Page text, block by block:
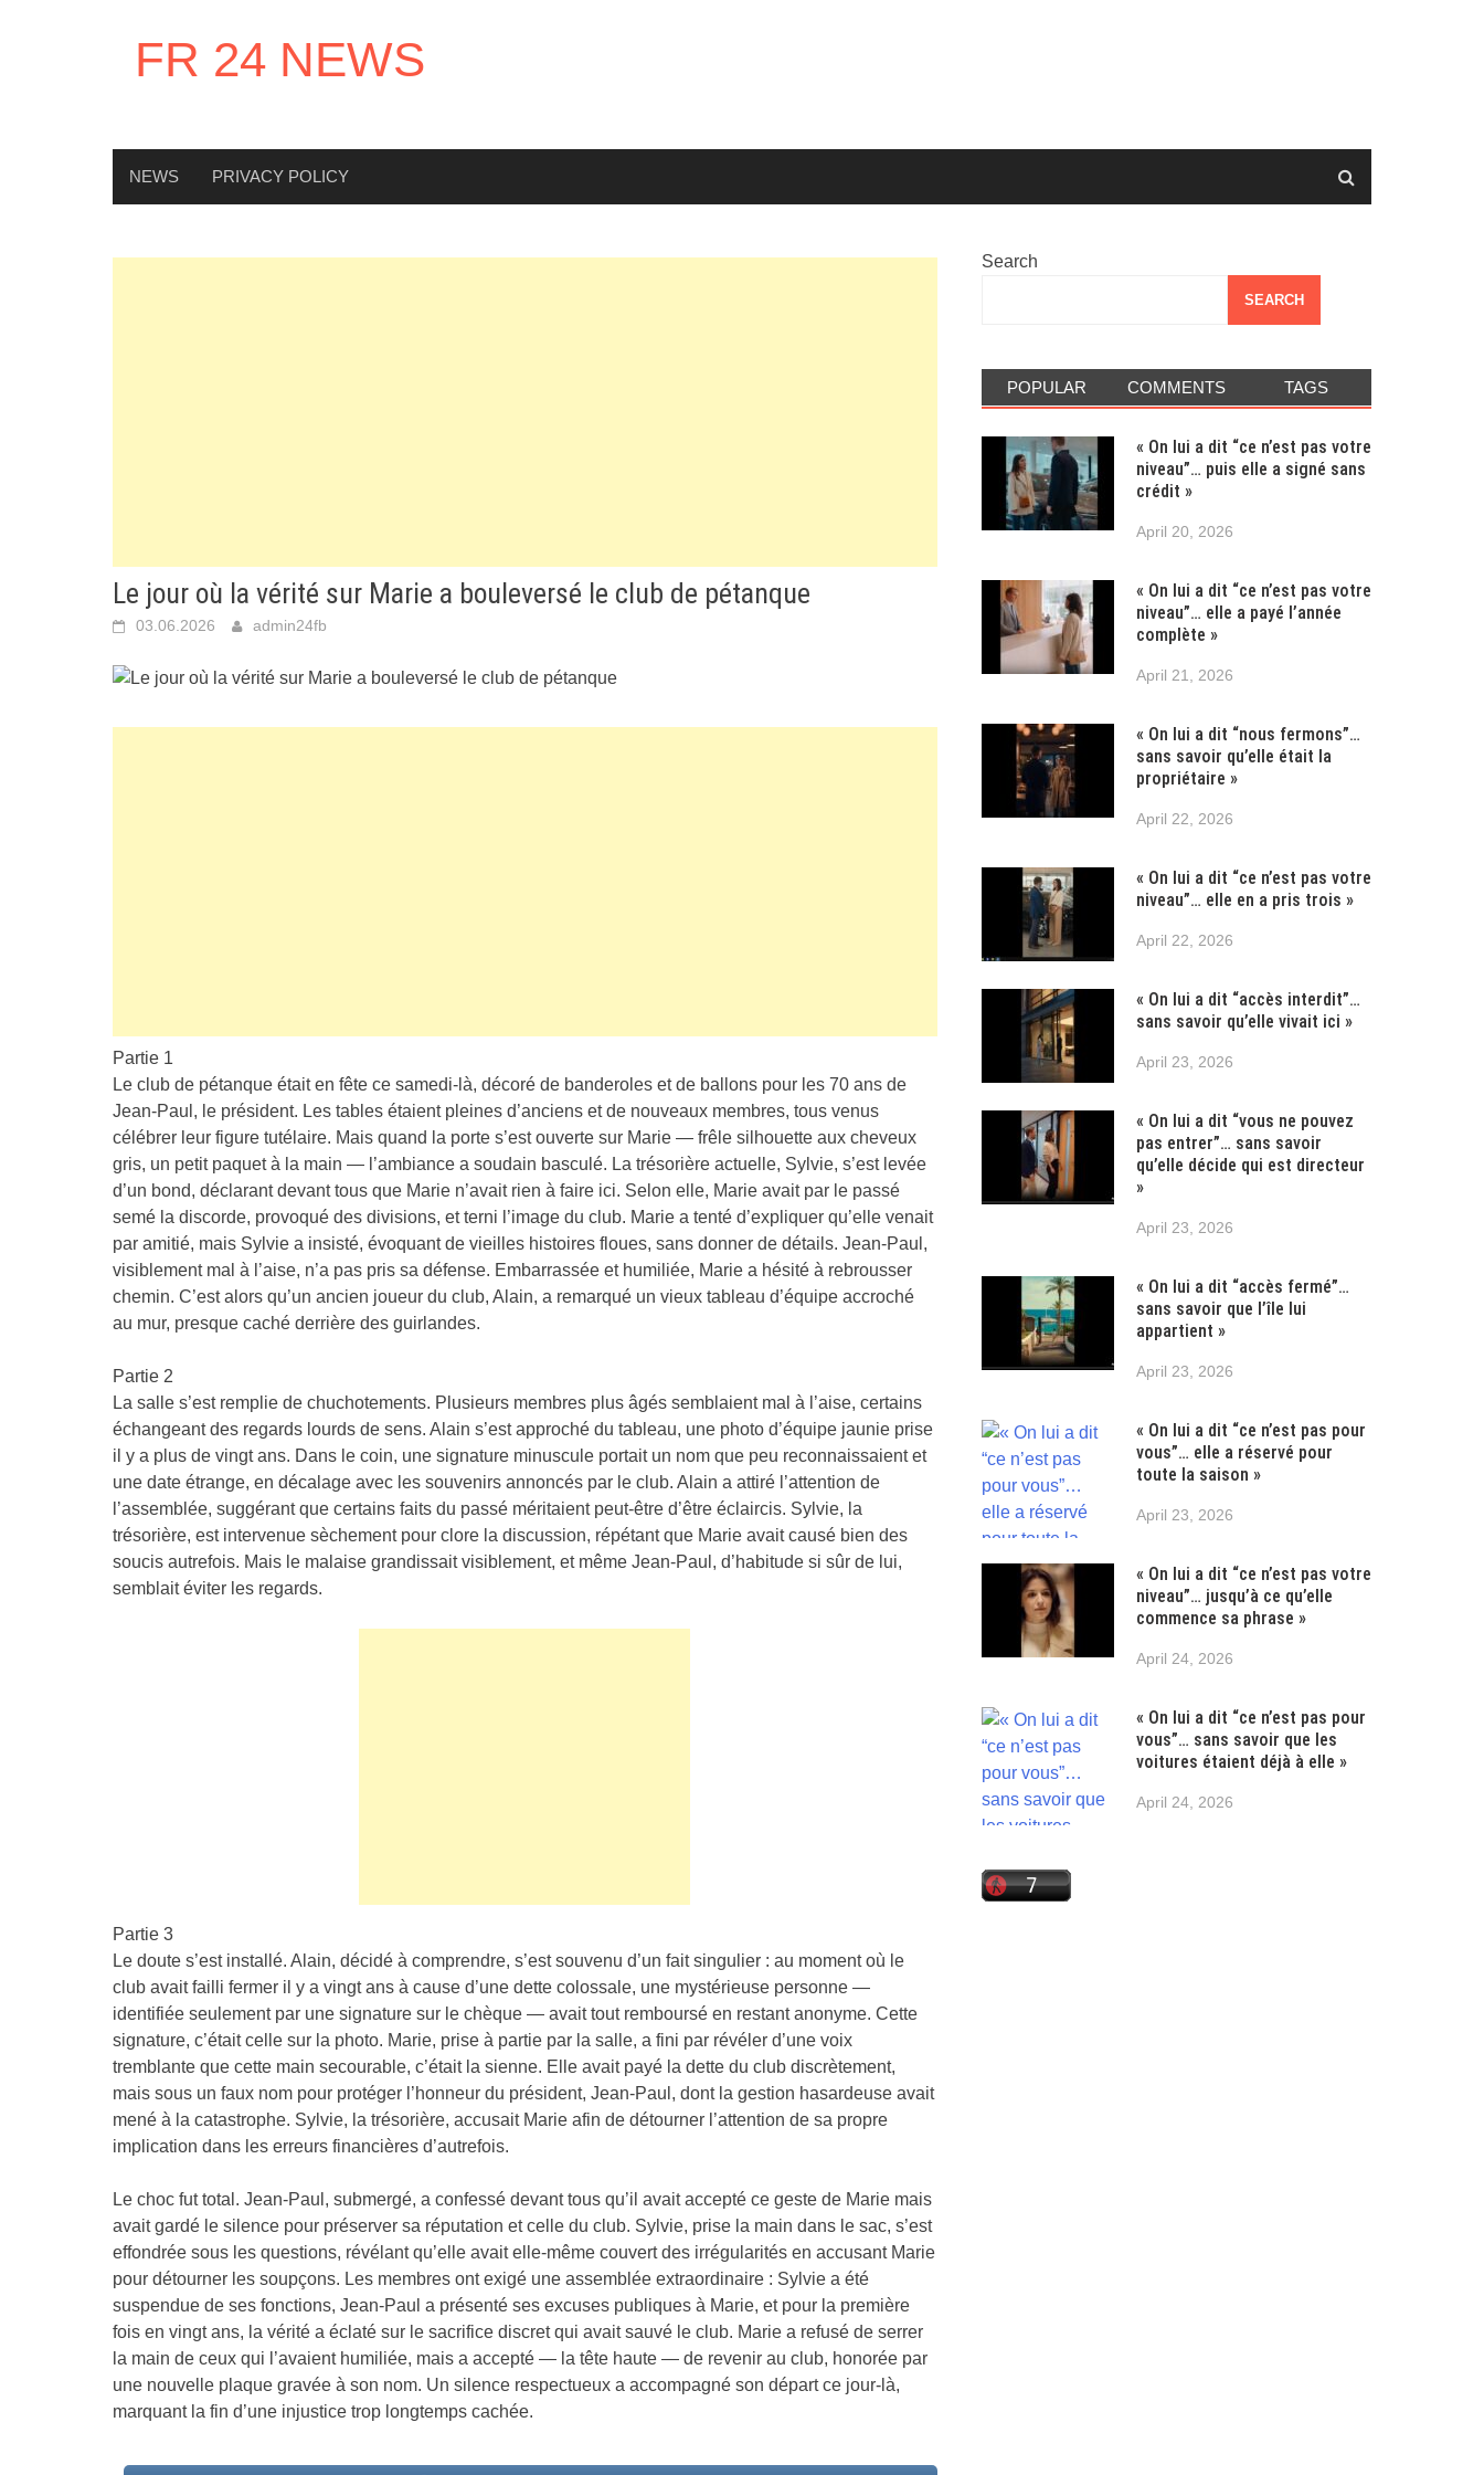
FR 24 NEWS
NEWS PRIVACY POLICY
Le jour où la vérité sur Marie a bouleversé le club de pétanque
03.06.2026 admin24fb
Partie 1
Le club de pétanque était en fête ce samedi-là, décoré de banderoles et de ballons pour les 70 ans de
Jean-Paul, le président. Les tables étaient pleines d’anciens et de nouveaux membres, tous venus
célébrer leur figure tutélaire. Mais quand la porte s’est ouverte sur Marie — frêle silhouette aux cheveux
gris, un petit paquet à la main — l’ambiance a soudain basculé. La trésorière actuelle, Sylvie, s’est levée
d’un bond, déclarant devant tous que Marie n’avait rien à faire ici. Selon elle, Marie avait par le passé
semé la discorde, provoqué des divisions, et terni l’image du club. Marie a tenté d’expliquer qu’elle venait
par amitié, mais Sylvie a insisté, évoquant de vieilles histoires floues, sans donner de détails. Jean-Paul,
visiblement mal à l’aise, n’a pas pris sa défense. Embarrassée et humiliée, Marie a hésité à rebrousser
chemin. C’est alors qu’un ancien joueur du club, Alain, a remarqué un vieux tableau d’équipe accroché
au mur, presque caché derrière des guirlandes.
Partie 2
La salle s’est remplie de chuchotements. Plusieurs membres plus âgés semblaient mal à l’aise, certains
échangeant des regards lourds de sens. Alain s’est approché du tableau, une photo d’équipe jaunie prise
il y a plus de vingt ans. Dans le coin, une signature minuscule portait un nom que peu reconnaissaient et
une date étrange, en décalage avec les souvenirs annoncés par le club. Alain a attiré l’attention de
l’assemblée, suggérant que certains faits du passé méritaient peut-être d’être éclaircis. Sylvie, la
trésorière, est intervenue sèchement pour clore la discussion, répétant que Marie avait causé bien des
soucis autrefois. Mais le malaise grandissait visiblement, et même Jean-Paul, d’habitude si sûr de lui,
semblait éviter les regards.
Partie 3
Le doute s’est installé. Alain, décidé à comprendre, s’est souvenu d’un fait singulier : au moment où le
club avait failli fermer il y a vingt ans à cause d’une dette colossale, une mystérieuse personne —
identifiée seulement par une signature sur le chèque — avait tout remboursé en restant anonyme. Cette
signature, c’était celle sur la photo. Marie, prise à partie par la salle, a fini par révéler d’une voix
tremblante que cette main secourable, c’était la sienne. Elle avait payé la dette du club discrètement,
mais sous un faux nom pour protéger l’honneur du président, Jean-Paul, dont la gestion hasardeuse avait
mené à la catastrophe. Sylvie, la trésorière, accusait Marie afin de détourner l’attention de sa propre
implication dans les erreurs financières d’autrefois.
Le choc fut total. Jean-Paul, submergé, a confessé devant tous qu’il avait accepté ce geste de Marie mais
avait gardé le silence pour préserver sa réputation et celle du club. Sylvie, prise la main dans le sac, s’est
effondrée sous les questions, révélant qu’elle avait elle-même couvert des irrégularités en accusant Marie
pour détourner les soupçons. Les membres ont exigé une assemblée extraordinaire : Sylvie a été
suspendue de ses fonctions, Jean-Paul a présenté ses excuses publiques à Marie, et pour la première
fois en vingt ans, la vérité a éclaté sur le sacrifice discret qui avait sauvé le club. Marie a refusé de serrer
la main de ceux qui l’avaient humiliée, mais a accepté — la tête haute — de revenir au club, honorée par
une nouvelle plaque gravée à son nom. Un silence respectueux a accompagné son départ ce jour-là,
marquant la fin d’une injustice trop longtemps cachée.
Search
SEARCH
POPULAR COMMENTS TAGS
« On lui a dit “ce n’est pas votre
niveau”… puis elle a signé sans
crédit »
April 20, 2026
« On lui a dit “ce n’est pas votre
niveau”… elle a payé l’année
complète »
April 21, 2026
« On lui a dit “nous fermons”…
sans savoir qu’elle était la
propriétaire »
April 22, 2026
« On lui a dit “ce n’est pas votre
niveau”… elle en a pris trois »
April 22, 2026
« On lui a dit “accès interdit”…
sans savoir qu’elle vivait ici »
April 23, 2026
« On lui a dit “vous ne pouvez
pas entrer”… sans savoir
qu’elle décide qui est directeur
»
April 23, 2026
« On lui a dit “accès fermé”…
sans savoir que l’île lui
appartient »
April 23, 2026
« On lui a dit “ce n’est pas pour
vous”… elle a réservé pour
toute la saison »
April 23, 2026
« On lui a dit “ce n’est pas votre
niveau”… jusqu’à ce qu’elle
commence sa phrase »
April 24, 2026
« On lui a dit “ce n’est pas pour
vous”… sans savoir que les
voitures étaient déjà à elle »
April 24, 2026